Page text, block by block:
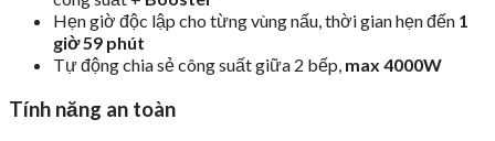
Hẹn giờ độc lập cho từng vùng nấu, thời gian hẹn đến 1
giờ 59 phút
Tự động chia sẻ công suất giữa 2 bếp, max 4000W
Tính năng an toàn